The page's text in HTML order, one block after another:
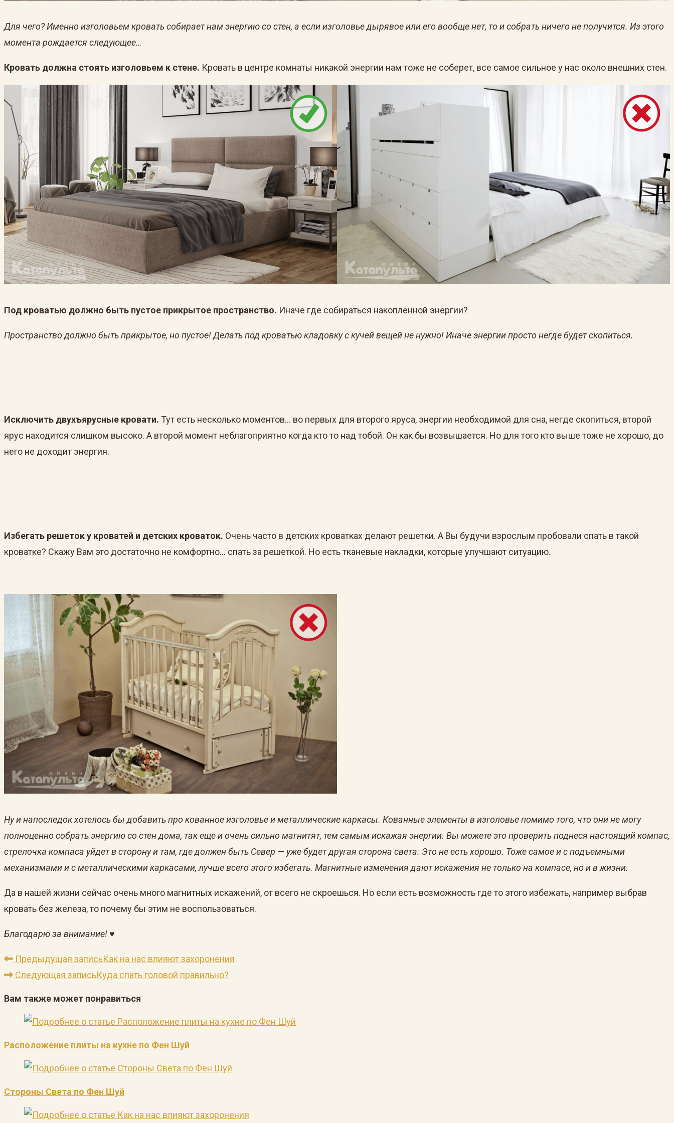
Для чего? Именно изголовьем кровать собирает нам энергию со стен, а если изголовье дырявое или его вообще нет, то и собрать ничего не получится. Из этого
момента рождается следующее…
Кровать должна стоять изголовьем к стене. Кровать в центре комнаты никакой энергии нам тоже не соберет, все самое сильное у нас около внешних стен.
Под кроватью должно быть пустое прикрытое пространство. Иначе где собираться накопленной энергии?
Пространство должно быть прикрытое, но пустое! Делать под кроватью кладовку с кучей вещей не нужно! Иначе энергии просто негде будет скопиться.
Исключить двухъярусные кровати. Тут есть несколько моментов… во первых для второго яруса, энергии необходимой для сна, негде скопиться, второй
ярус находится слишком высоко. А второй момент неблагоприятно когда кто то над тобой. Он как бы возвышается. Но для того кто выше тоже не хорошо, до
него не доходит энергия.
Избегать решеток у кроватей и детских кроваток. Очень часто в детских кроватках делают решетки. А Вы будучи взрослым пробовали спать в такой
кроватке? Скажу Вам это достаточно не комфортно… спать за решеткой. Но есть тканевые накладки, которые улучшают ситуацию.
Ну и напоследок хотелось бы добавить про кованное изголовье и металлические каркасы. Кованные элементы в изголовье помимо того, что они не могу
полноценно собрать энергию со стен дома, так еще и очень сильно магнитят, тем самым искажая энергии. Вы можете это проверить поднеся настоящий компас,
стрелочка компаса уйдет в сторону и там, где должен быть Север — уже будет другая сторона света. Это не есть хорошо. Тоже самое и с подъемными
механизмами и с металлическими каркасами, лучше всего этого избегать. Магнитные изменения дают искажения не только на компасе, но и в жизни.
Да в нашей жизни сейчас очень много магнитных искажений, от всего не скроешься. Но если есть возможность где то этого избежать, например выбрав
кровать без железа, то почему бы этим не воспользоваться.
Благодарю за внимание! ♥
Предыдущая записьКак на нас влияют захоронения
Следующая записьКуда спать головой правильно?
Вам также может понравиться
Расположение плиты на кухне по Фен Шуй
Стороны Света по Фен Шуй